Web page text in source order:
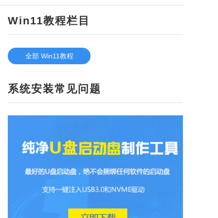
Win11教程栏目
全部 Win11教程
系统安装常见问题